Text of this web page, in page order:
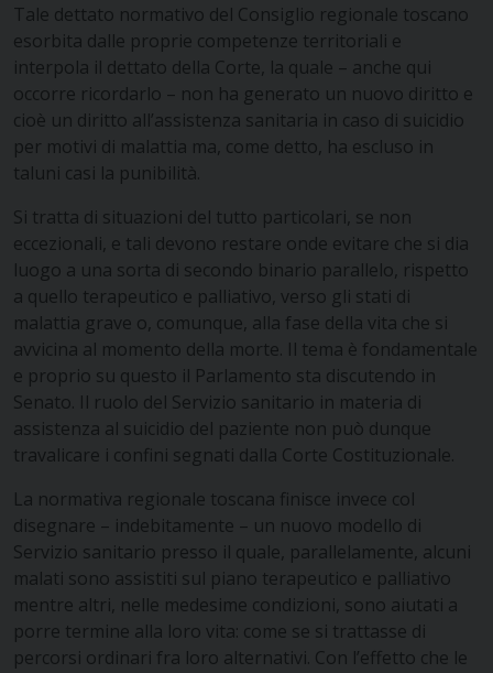
Tale dettato normativo del Consiglio regionale toscano
esorbita dalle proprie competenze territoriali e
interpola il dettato della Corte, la quale – anche qui
occorre ricordarlo – non ha generato un nuovo diritto e
cioè un diritto all’assistenza sanitaria in caso di suicidio
per motivi di malattia ma, come detto, ha escluso in
taluni casi la punibilità.
Si tratta di situazioni del tutto particolari, se non
eccezionali, e tali devono restare onde evitare che si dia
luogo a una sorta di secondo binario parallelo, rispetto
a quello terapeutico e palliativo, verso gli stati di
malattia grave o, comunque, alla fase della vita che si
avvicina al momento della morte. Il tema è fondamentale
e proprio su questo il Parlamento sta discutendo in
Senato. Il ruolo del Servizio sanitario in materia di
assistenza al suicidio del paziente non può dunque
travalicare i confini segnati dalla Corte Costituzionale.
La normativa regionale toscana finisce invece col
disegnare – indebitamente – un nuovo modello di
Servizio sanitario presso il quale, parallelamente, alcuni
malati sono assistiti sul piano terapeutico e palliativo
mentre altri, nelle medesime condizioni, sono aiutati a
porre termine alla loro vita: come se si trattasse di
percorsi ordinari fra loro alternativi. Con l’effetto che le